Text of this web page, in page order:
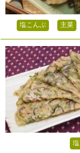
塩こんぶ 主菜